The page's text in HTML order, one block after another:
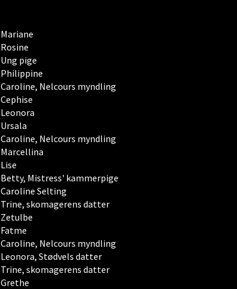
Mariane
Rosine
Ung pige
Philippine
Caroline, Nelcours myndling
Cephise
Leonora
Ursala
Caroline, Nelcours myndling
Marcellina
Lise
Betty, Mistress' kammerpige
Caroline Selting
Trine, skomagerens datter
Zetulbe
Fatme
Caroline, Nelcours myndling
Leonora, Stødvels datter
Trine, skomagerens datter
Grethe